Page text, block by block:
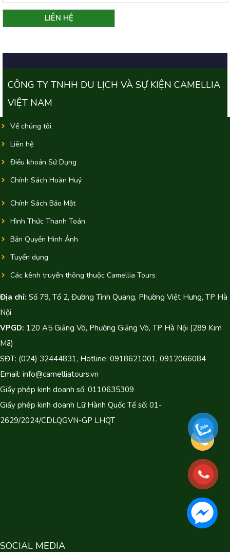
CÔNG TY TNHH DU LỊCH VÀ SỰ KIỆN CAMELLIA
VIỆT NAM
Về chúng tôi
Liên hệ
Điều khoản Sử Dụng
Chính Sách Hoàn Huỷ
Chính Sách Bảo Mật
Hình Thức Thanh Toán
Bản Quyền Hình Ảnh
Tuyển dụng
Các kênh truyền thông thuộc Camellia Tours
Địa chỉ: Số 79, Tổ 2, Đường Tình Quang, Phường Việt Hưng, TP Hà
Nội
VPGD: 120 A5 Giảng Võ, Phường Giảng Võ, TP Hà Nội (289 Kim
Mã)
SĐT: (024) 32444831, Hotline: 0918621001, 0912066084
Email: info@camelliatours.vn
Giấy phép kinh doanh số: 0110635309
Giấy phép kinh doanh Lữ Hành Quốc Tế số: 01-
2629/2024/CDLQGVN-GP LHQT
SOCIAL MEDIA